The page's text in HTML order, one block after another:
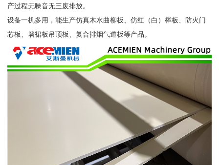
产过程无噪音无三废排放。
设备一机多用，能生产仿真木水曲柳板、仿红（白）榉板、防火门
芯板、墙裙板吊顶板、复合排烟气道板等产品。